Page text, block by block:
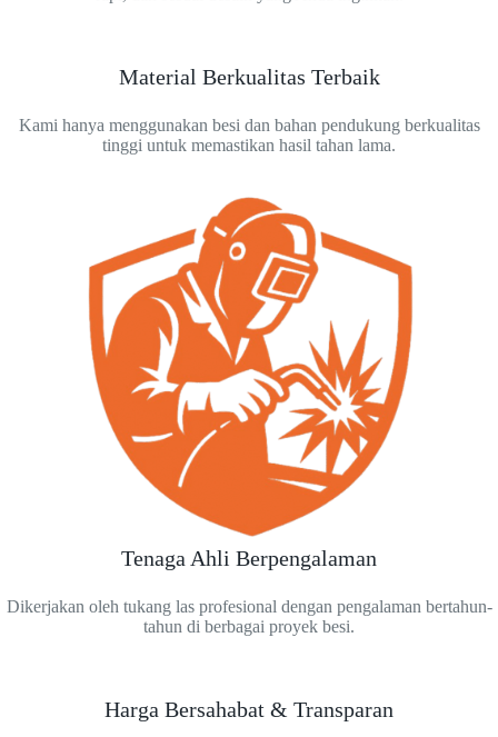
Material Berkualitas Terbaik
Kami hanya menggunakan besi dan bahan pendukung berkualitas
tinggi untuk memastikan hasil tahan lama.
Tenaga Ahli Berpengalaman
Dikerjakan oleh tukang las profesional dengan pengalaman bertahun-
tahun di berbagai proyek besi.
Harga Bersahabat & Transparan